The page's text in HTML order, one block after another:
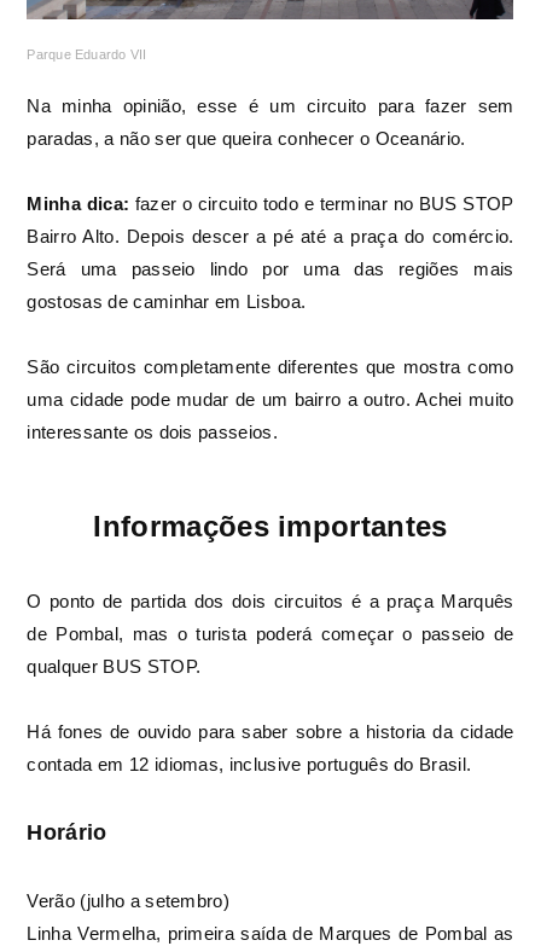
Parque Eduardo VII
Na minha opinião, esse é um circuito para fazer sem
paradas, a não ser que queira conhecer o Oceanário.
Minha dica: fazer o circuito todo e terminar no BUS STOP
Bairro Alto. Depois descer a pé até a praça do comércio.
Será uma passeio lindo por uma das regiões mais
gostosas de caminhar em Lisboa.
São circuitos completamente diferentes que mostra como
uma cidade pode mudar de um bairro a outro. Achei muito
interessante os dois passeios.
Informações importantes
O ponto de partida dos dois circuitos é a praça Marquês
de Pombal, mas o turista poderá começar o passeio de
qualquer BUS STOP.
Há fones de ouvido para saber sobre a historia da cidade
contada em 12 idiomas, inclusive português do Brasil.
Horário
Verão (julho a setembro)
Linha Vermelha, primeira saída de Marques de Pombal as